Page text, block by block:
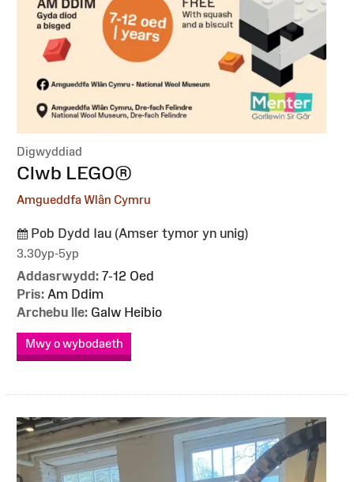
Digwyddiad
:Clwb LEGO®
Amgueddfa Wlân Cymru
Pob Dydd Iau (Amser tymor yn unig)
3.30yp-5yp
Addasrwydd: 7-12 Oed
Pris: Am Ddim
Archebu lle: Galw Heibio
Mwy o wybodaeth